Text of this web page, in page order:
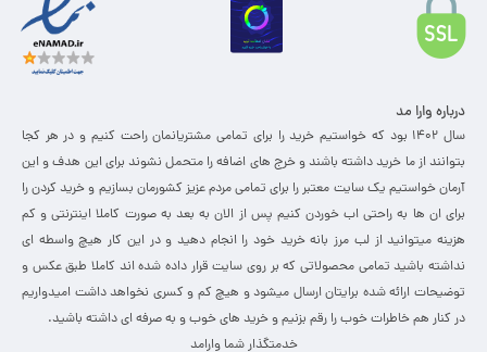
درباره وارا مد
سال 1402 بود که خواستیم خرید را برای تمامی مشتریانمان راحت کنیم و در هر کجا
بتوانند از ما خرید داشته باشند و خرج های اضافه را متحمل نشوند برای این هدف و این
آرمان خواستیم یک سایت معتبر را برای تمامی مردم عزیز کشورمان بسازیم و خرید کردن را
برای ان ها به راحتی اب خوردن کنیم پس از الان به بعد به صورت کاملا اینترنتی و کم
هزینه میتوانید از لب مرز بانه خرید خود را انجام دهید و در این کار هیچ واسطه ای
نداشته باشید تمامی محصولاتی که بر روی سایت قرار داده شده اند کاملا طبق عکس و
توضیحات ارائه شده برایتان ارسال میشود و هیچ کم و کسری نخواهد داشت امیدواریم
در کنار هم خاطرات خوب را رقم بزنیم و خرید های خوب و به صرفه ای داشته باشید.
خدمتگذار شما وارامد